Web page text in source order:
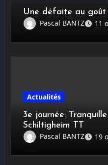
Une défaite au
Pascal BANTZ
11
Actualités
3e journée.
Schiltigheim TT
Pascal BANTZ
19